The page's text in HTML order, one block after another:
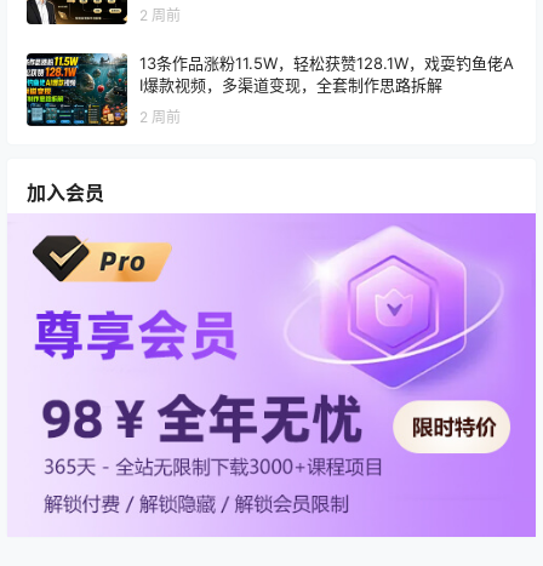
2 周前
13条作品涨粉11.5W，轻松获赞128.1W，戏耍钓鱼佬A
I爆款视频，多渠道变现，全套制作思路拆解
2 周前
加入会员